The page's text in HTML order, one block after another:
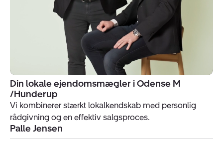
Indehavere
af
ejendomsmægler
Nybolig
Hunderup
Din lokale ejendomsmægler i Odense M
/Hunderup
Vi kombinerer stærkt lokalkendskab med personlig
rådgivning og en effektiv salgsproces.
Palle Jensen